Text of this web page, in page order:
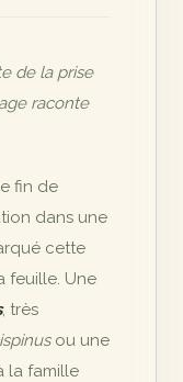
de la prise
raconte
fin de
dans une
cette
feuille. Une
, très
ou une
la famille